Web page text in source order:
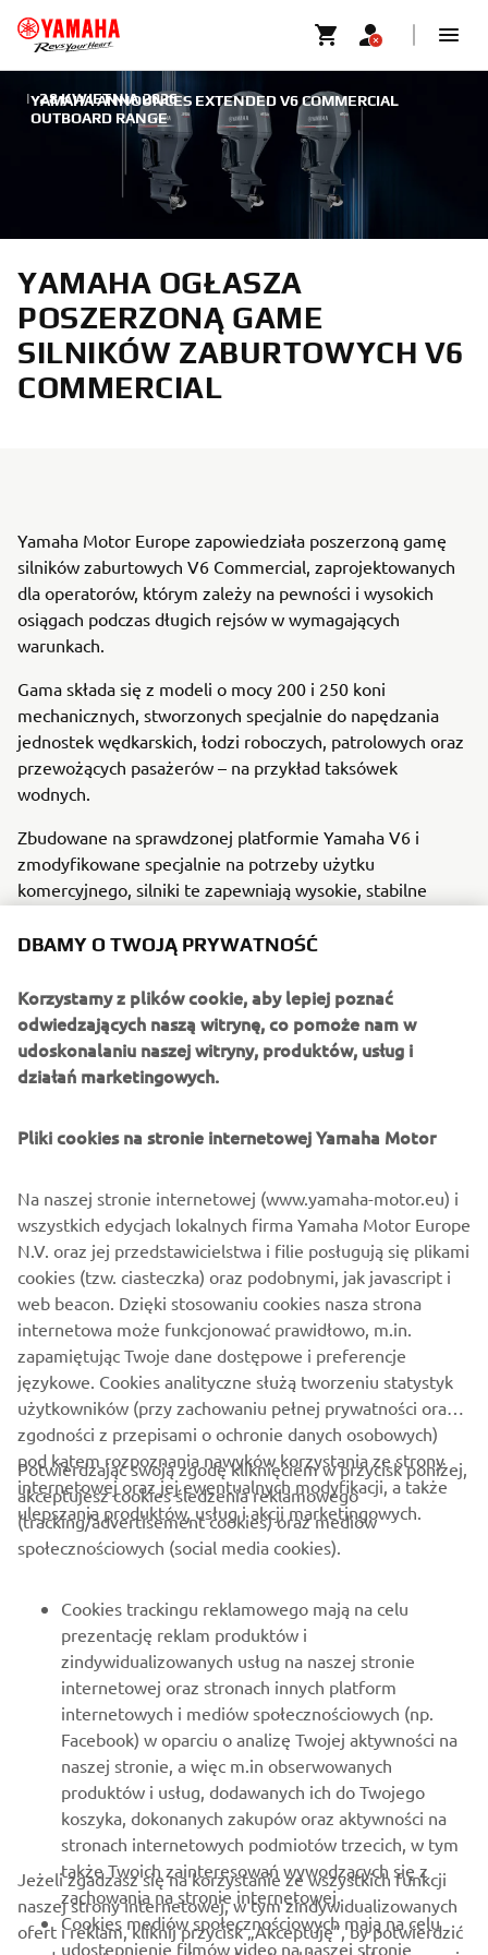
YAMAHA ANNOUNCES EXTENDED V6 COMMERCIAL
OUTBOARD RANGE
| 28 KWIETNIA 2026
YAMAHA OGŁASZA
POSZERZONĄ GAME
SILNIKÓW ZABURTOWYCH V6
COMMERCIAL
Yamaha Motor Europe zapowiedziała poszerzoną gamę
silników zaburtowych V6 Commercial, zaprojektowanych
dla operatorów, którym zależy na pewności i wysokich
osiągach podczas długich rejsów w wymagających
warunkach.
Gama składa się z modeli o mocy 200 i 250 koni
mechanicznych, stworzonych specjalnie do napędzania
jednostek wędkarskich, łodzi roboczych, patrolowych oraz
przewożących pasażerów – na przykład taksówek
wodnych.
Zbudowane na sprawdzonej platformie Yamaha V6 i
zmodyfikowane specjalnie na potrzeby użytku
komercyjnego, silniki te zapewniają wysokie, stabilne
użytkowania.
Wszystkie modele komercyjne posiadają system
cyfrowego sterowania DEC w standardzie, który zapewnia
gładką i precyzyjną obsługę, zmniejszając zmęczenie
operatora. Kompatybilność z systemami cyfrowymi – w
tym Helm Master® EX – pozwala na elastyczne
warunkach, gama modelowa skupia się na wytrzymałości,
odporności na korozję i łatwości utrzymania, redukując
downtime i sprawiając, że jednostki wodne mogą
pracować dłużej.
ODKRYJ GAMĘ COMMERCIAL
O FIRMIE
WIĘCEJ YAMAHA
WSPARCIE
NEWSLETTER
Bądź na bieżąco z informacjami o najnowszych ofertach,
wydarzeniach specjalnych, nowościach i nie tylko
DBAMY O TWOJĄ PRYWATNOŚĆ
Korzystamy z plików cookie, aby lepiej poznać
odwiedzających naszą witrynę, co pomoże nam w
udoskonalaniu naszej witryny, produktów, usług i
działań marketingowych.
Pliki cookies na stronie internetowej Yamaha Motor
Na naszej stronie internetowej (www.yamaha-motor.eu) i
wszystkich edycjach lokalnych firma Yamaha Motor Europe
N.V. oraz jej przedstawicielstwa i filie posługują się plikami
cookies (tzw. ciasteczka) oraz podobnymi, jak javascript i
web beacon. Dzięki stosowaniu cookies nasza strona
internetowa może funkcjonować prawidłowo, m.in.
zapamiętując Twoje dane dostępowe i preferencje
językowe. Cookies analityczne służą tworzeniu statystyk
użytkowników (przy zachowaniu pełnej prywatności oraz
zgodności z przepisami o ochronie danych osobowych)
pod kątem rozpoznania nawyków korzystania ze strony
internetowej oraz jej ewentualnych modyfikacji, a także
ulepszania produktów, usług i akcji marketingowych.
Potwierdzając swoją zgodę kliknięciem w przycisk poniżej,
akceptujesz cookies śledzenia reklamowego
(tracking/advertisement cookies) oraz mediów
społecznościowych (social media cookies).
Cookies trackingu reklamowego mają na celu
prezentację reklam produktów i
zindywidualizowanych usług na naszej stronie
internetowej oraz stronach innych platform
internetowych i mediów społecznościowych (np.
Facebook) w oparciu o analizę Twojej aktywności na
naszej stronie, a więc m.in obserwowanych
produktów i usług, dodawanych ich do Twojego
koszyka, dokonanych zakupów oraz aktywności na
stronach internetowych podmiotów trzecich, w tym
także Twoich zainteresowań wywodzących się z
zachowania na stronie internetowej.
Cookies mediów społecznościowych mają na celu
udostepnienie filmów video na naszej stronie
Jeżeli zgadzasz się na korzystanie ze wszystkich funkcji
naszej strony internetowej, w tym zindywidualizowanych
ofert i reklam, kliknij przycisk „Akceptuję”, by potwierdzić